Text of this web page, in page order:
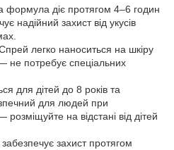
формула діє протягом 4–6 годин
надійний захист від укусів
легко наноситься на шкіру
не потребує спеціальних
для дітей до 8 років та
для людей при
на відстані від дітей
захист протягом